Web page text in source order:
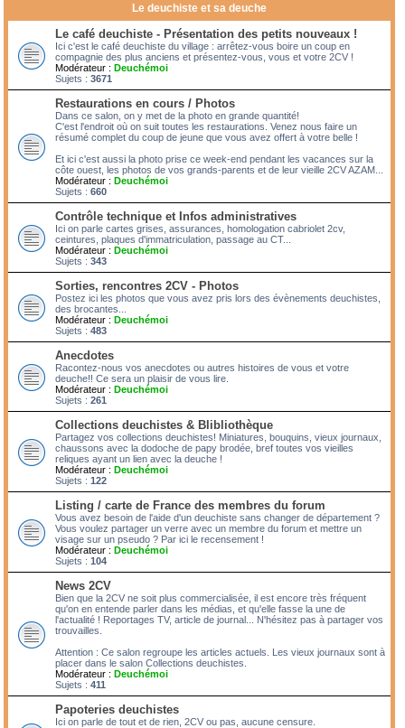
Le deuchiste et sa deuche
Le café deuchiste - Présentation des petits nouveaux !
Ici c'est le café deuchiste du village : arrêtez-vous boire un coup en
compagnie des plus anciens et présentez-vous, vous et votre 2CV !
Modérateur : Deuchémoi
Sujets : 3671
Restaurations en cours / Photos
Dans ce salon, on y met de la photo en grande quantité!
C'est l'endroit où on suit toutes les restaurations. Venez nous faire un
résumé complet du coup de jeune que vous avez offert à votre belle !
Et ici c'est aussi la photo prise ce week-end pendant les vacances sur la
côte ouest, les photos de vos grands-parents et de leur vieille 2CV AZAM...
Modérateur : Deuchémoi
Sujets : 660
Contrôle technique et Infos administratives
Ici on parle cartes grises, assurances, homologation cabriolet 2cv,
ceintures, plaques d'immatriculation, passage au CT...
Modérateur : Deuchémoi
Sujets : 343
Sorties, rencontres 2CV - Photos
Postez ici les photos que vous avez pris lors des évènements deuchistes,
des brocantes...
Modérateur : Deuchémoi
Sujets : 483
Anecdotes
Racontez-nous vos anecdotes ou autres histoires de vous et votre
deuche!! Ce sera un plaisir de vous lire.
Modérateur : Deuchémoi
Sujets : 261
Collections deuchistes & Blibliothèque
Partagez vos collections deuchistes! Miniatures, bouquins, vieux journaux,
chaussons avec la dodoche de papy brodée, bref toutes vos vieilles
reliques ayant un lien avec la deuche !
Modérateur : Deuchémoi
Sujets : 122
Listing / carte de France des membres du forum
Vous avez besoin de l'aide d'un deuchiste sans changer de département ?
Vous voulez partager un verre avec un membre du forum et mettre un
visage sur un pseudo ? Par ici le recensement !
Modérateur : Deuchémoi
Sujets : 104
News 2CV
Bien que la 2CV ne soit plus commercialisée, il est encore très fréquent
qu'on en entende parler dans les médias, et qu'elle fasse la une de
l'actualité ! Reportages TV, article de journal... N'hésitez pas à partager vos
trouvailles.
Attention : Ce salon regroupe les articles actuels. Les vieux journaux sont à
placer dans le salon Collections deuchistes.
Modérateur : Deuchémoi
Sujets : 411
Papoteries deuchistes
Ici on parle de tout et de rien, 2CV ou pas, aucune censure.